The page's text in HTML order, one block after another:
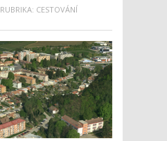
RUBRIKA: CESTOVÁNÍ